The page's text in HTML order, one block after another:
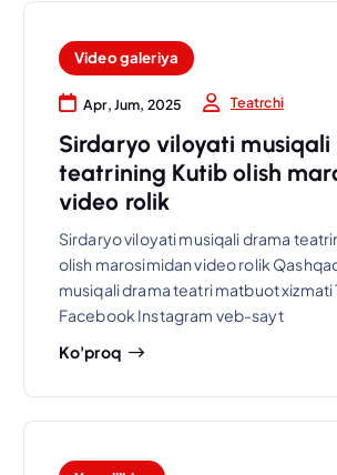
Video galeriya
Apr, Jum, 2025 Teatrchi
Sirdaryo viloyati
teatrining Kutib olish
video rolik
Sirdaryo viloyati musiqali drama
olish marosimidan video rolik
musiqali drama teatri matbuot xizmati
Facebook Instagram veb-sayt
Ko'proq